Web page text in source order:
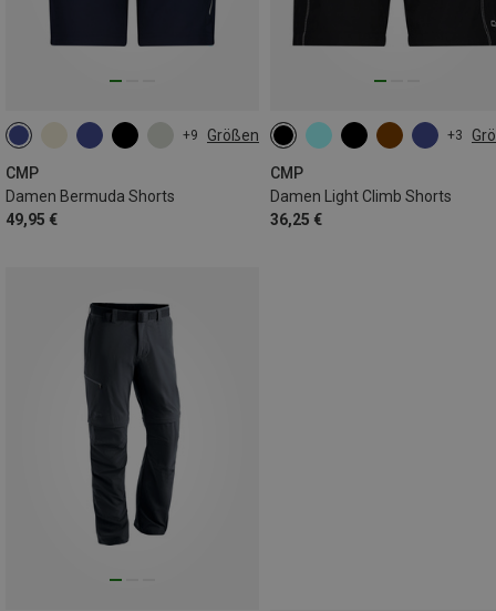
+9 Größen
CMP
Damen Bermuda Shorts
49,95 €
XS M XXL 3XL 4XL
+3
CMP
Damen Light Climb Shorts
36,25 €